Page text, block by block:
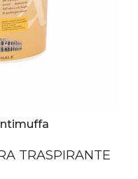
TRASPIRANTE